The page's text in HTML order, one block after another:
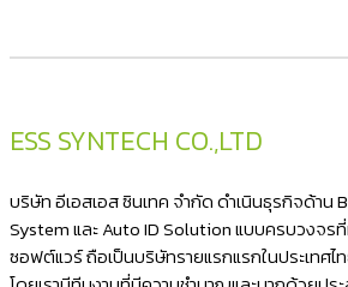
ESS SYNTECH CO.,LTD
บริษัท อีเอสเอส ซินเทค จำกัด ดำเนินธุรกิจด้าน
System และ Auto ID Solution แบบครบวงจร
ซอฟต์แวร์ ถือเป็นบริษัทรายแรกแรกในประเทศไ